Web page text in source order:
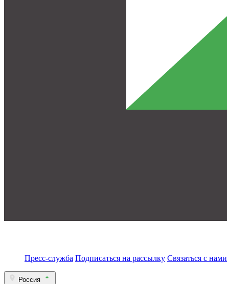
Пресс-служба Подписаться на рассылку Связаться с нами
Россия